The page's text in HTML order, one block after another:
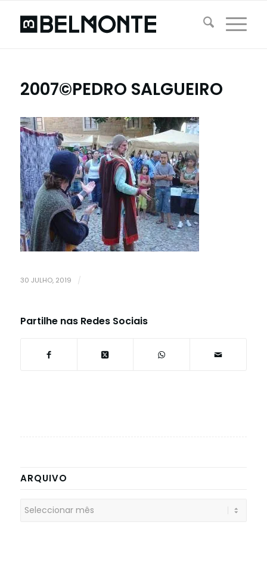
2007©PEDRO SALGUEIRO
30 JULHO, 2019 /
Partilhe nas Redes Sociais
ARQUIVO